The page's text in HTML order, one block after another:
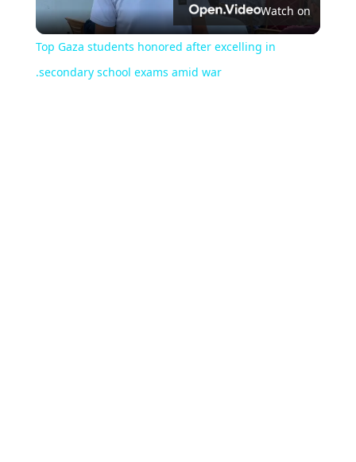
Video
Watch on
Top Gaza students honored after excelling in
secondary school exams amid war.